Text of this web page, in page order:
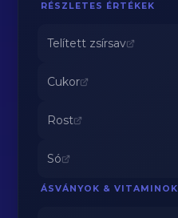
RÉSZLETES ÉRTÉKEK
Telített zsírsav
Cukor
Rost
Só
ÁSVÁNYOK & VITAMINOK